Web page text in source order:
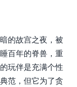
的故宫之夜，被
百年的脊兽，重
玩伴是充满个性
范，但它为了贪